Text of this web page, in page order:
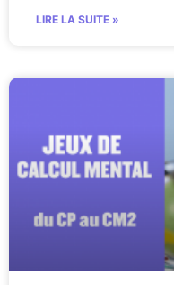
LIRE LA SUITE »